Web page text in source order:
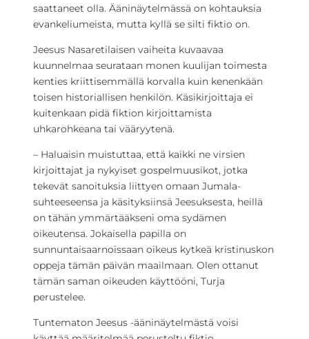
saattaneet olla. Ääninäytelmässä on kohtauksia
evankeliumeista, mutta kyllä se silti fiktio on.
Jeesus Nasaretilaisen vaiheita kuvaavaa
kuunnelmaa seurataan monen kuulijan toimesta
kenties kriittisemmällä korvalla kuin kenenkään
toisen historiallisen henkilön. Käsikirjoittaja ei
kuitenkaan pidä fiktion kirjoittamista
uhkarohkeana tai vääryytenä.
– Haluaisin muistuttaa, että kaikki ne virsien
kirjoittajat ja nykyiset gospelmuusikot, jotka
tekevät sanoituksia liittyen omaan Jumala-
suhteeseensa ja käsityksiinsä Jeesuksesta, heillä
on tähän ymmärtääkseni oma sydämen
oikeutensa. Jokaisella papilla on
sunnuntaisaarnoissaan oikeus kytkeä kristinuskon
oppeja tämän päivän maailmaan. Olen ottanut
tämän saman oikeuden käyttööni, Turja
perustelee.
Tuntematon Jeesus -ääninäytelmästä voisi